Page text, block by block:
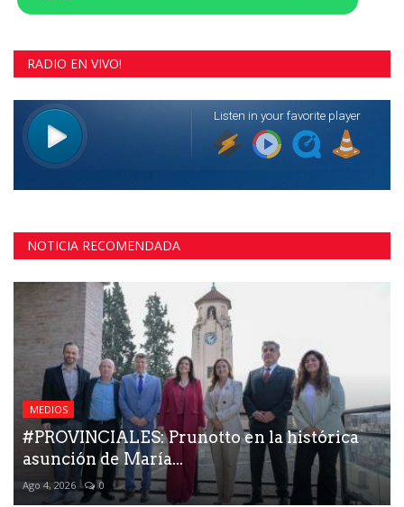
RADIO EN VIVO!
NOTICIA RECOMENDADA
MEDIOS
#PROVINCIALES: Prunotto en la histórica
asunción de María...
Ago 4, 2026 0